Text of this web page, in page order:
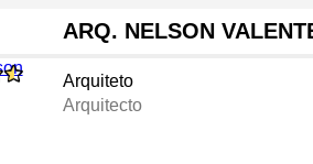
ARQ. NELSON
Arquiteto
Arquitecto